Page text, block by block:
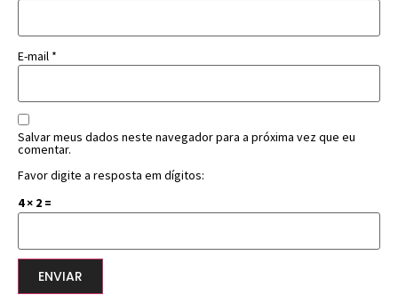
E-mail *
Salvar meus dados neste navegador para a próxima vez que eu
comentar.
Favor digite a resposta em dígitos:
4 × 2 =